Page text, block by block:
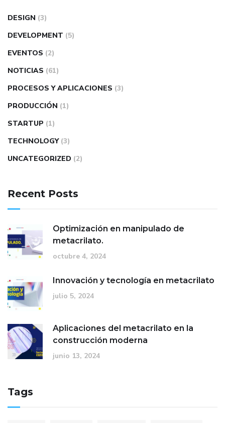
DESIGN (3)
DEVELOPMENT (5)
EVENTOS (2)
NOTICIAS (61)
PROCESOS Y APLICACIONES (3)
PRODUCCIÓN (1)
STARTUP (1)
TECHNOLOGY (3)
UNCATEGORIZED (2)
Recent Posts
Optimización en manipulado de
metacrilato.
octubre 4, 2024
Innovación y tecnología en metacrilato
julio 5, 2024
Aplicaciones del metacrilato en la
construcción moderna
junio 13, 2024
Tags